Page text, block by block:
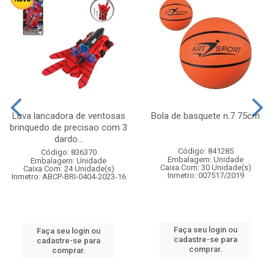
Luva lancadora de ventosas
brinquedo de precisao com 3
dardo...
Código: 836370
Embalagem: Unidade
Caixa Com: 24 Unidade(s)
Inmetro: ABCP-BRI-0404-2023-16
Faça seu login ou
cadastre-se para
comprar.
Bola de basquete n.7 75cm
Código: 841285
Embalagem: Unidade
Caixa Com: 30 Unidade(s)
Inmetro: 007517/2019
Faça seu login ou
cadastre-se para
comprar.